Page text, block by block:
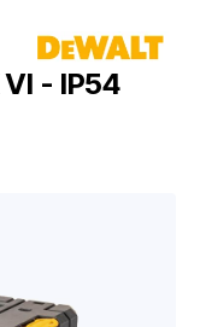
VI - IP54